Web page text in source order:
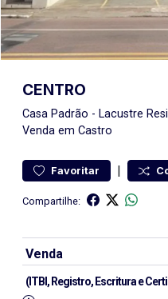
CENTRO
Casa Padrão - Lacustre
Venda em Castro
Favoritar |
Compartilhe:
Venda
(ITBI, Registro, Escritura e